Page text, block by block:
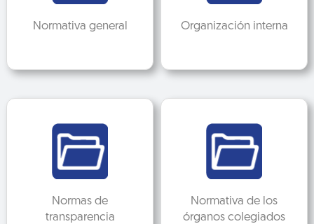
Normativa general Organización interna
Normas de
transparencia
Normativa de los
órganos colegiados